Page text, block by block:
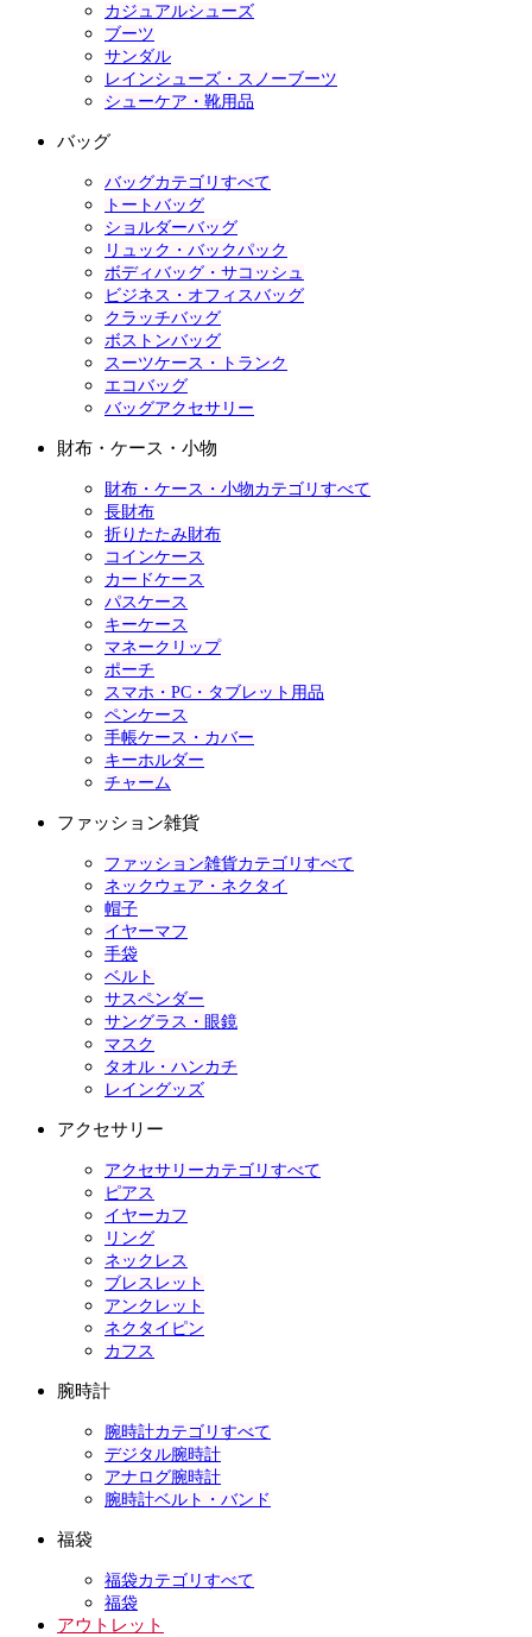
カジュアルシューズ
ブーツ
サンダル
レインシューズ・スノーブーツ
シューケア・靴用品
バッグ
バッグカテゴリすべて
トートバッグ
ショルダーバッグ
リュック・バックパック
ボディバッグ・サコッシュ
ビジネス・オフィスバッグ
クラッチバッグ
ボストンバッグ
スーツケース・トランク
エコバッグ
バッグアクセサリー
財布・ケース・小物
財布・ケース・小物カテゴリすべて
長財布
折りたたみ財布
コインケース
カードケース
パスケース
キーケース
マネークリップ
ポーチ
スマホ・PC・タブレット用品
ペンケース
手帳ケース・カバー
キーホルダー
チャーム
ファッション雑貨
ファッション雑貨カテゴリすべて
ネックウェア・ネクタイ
帽子
イヤーマフ
手袋
ベルト
サスペンダー
サングラス・眼鏡
マスク
タオル・ハンカチ
レイングッズ
アクセサリー
アクセサリーカテゴリすべて
ピアス
イヤーカフ
リング
ネックレス
ブレスレット
アンクレット
ネクタイピン
カフス
腕時計
腕時計カテゴリすべて
デジタル腕時計
アナログ腕時計
腕時計ベルト・バンド
福袋
福袋カテゴリすべて
福袋
アウトレット